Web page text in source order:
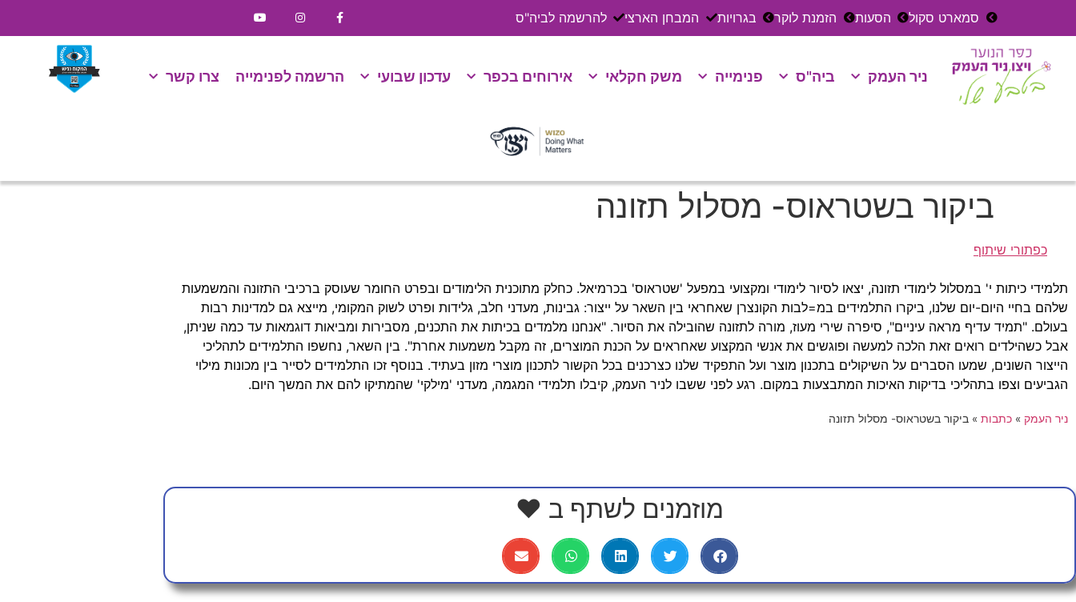
סמארט סקול הסעות הזמנת לוקר בגרויות המבחן הארצי להרשמה לביה"ס
ניר העמק ביה"ס פנימייה משק חקלאי אירוחים בכפר עדכון שבועי הרשמה לפנימייה צרו קשר
ביקור בשטראוס- מסלול תזונה
כפתורי שיתוף
תלמידי כיתות י' במסלול לימודי תזונה, יצאו לסיור לימודי ומקצועי במפעל 'שטראוס' בכרמיאל. כחלק מתוכנית הלימודים ובפרט החומר שעוסק ברכיבי התזונה והמשמעות
שלהם בחיי היום-יום שלנו, ביקרו התלמידים במ=לבות הקונצרן שאחראי בין השאר על ייצור: גבינות, מעדני חלב, גלידות ופרט לשוק המקומי, מייצא גם למדינות רבות
בעולם. "תמיד עדיף מראה עיניים", סיפרה שירי מעוז, מורה לתזונה שהובילה את הסיור. "אנחנו מלמדים בכיתות את התכנים, מסבירות ומביאות דוגמאות עד כמה שניתן,
אבל כשהילדים רואים זאת הלכה למעשה ופוגשים את אנשי המקצוע שאחראים על הכנת המוצרים, זה מקבל משמעות אחרת". בין השאר, נחשפו התלמידים לתהליכי
הייצור השונים, שמעו הסברים על השיקולים בתכנון מוצר ועל התפקיד שלנו כצרכנים בכל הקשור לתכנון מוצרי מזון בעתיד. בנוסף זכו התלמידים לסייר בין מכונות מילוי
הגביעים וצפו בתהליכי בדיקות האיכות המתבצעות במקום. רגע לפני ששבו לניר העמק, קיבלו תלמידי המגמה, מעדני 'מילקי' שהמתיקו להם את המשך היום.
ניר העמק » כתבות » ביקור בשטראוס- מסלול תזונה
מוזמנים לשתף ב ❤